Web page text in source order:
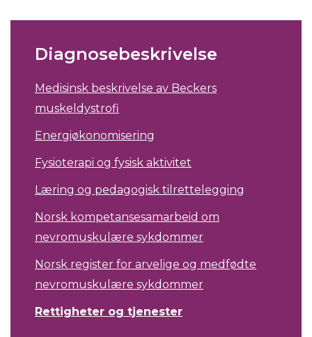
Diagnosebeskrivelse
Medisinsk beskrivelse av Beckers
muskeldystrofi
Energiøkonomisering
Fysioterapi og fysisk aktivitet
Læring og pedagogisk tilrettelegging
Norsk kompetansesamarbeid om
nevromuskulære sykdommer
Norsk register for arvelige og medfødte
nevromuskulære sykdommer
Rettigheter og tjenester